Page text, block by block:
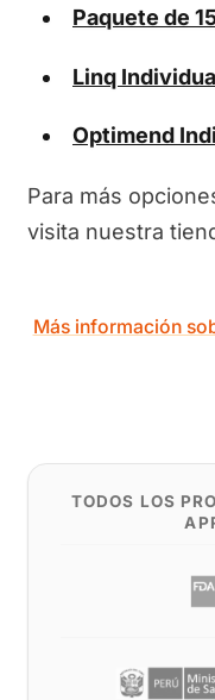
Paquete de
Linq
Optimend
Para más
visita nuestra
Más información
TODOS LOS